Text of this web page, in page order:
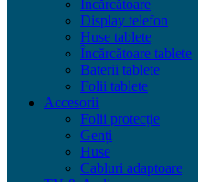
Încărcătoare
Display telefon
Huse tablete
Încărcătoare tablete
Baterii tablete
Folii tablete
Accesorii
Folii protecție
Genți
Huse
Cabluri adaptoare